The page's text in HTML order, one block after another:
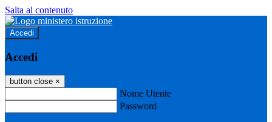
Salta al contenuto
Accedi
Accedi
button close ×
Nome Utente
Password